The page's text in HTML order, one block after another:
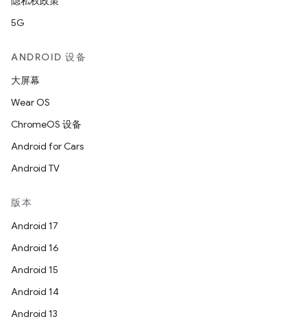
5G
ANDROID 设备
大屏幕
Wear OS
ChromeOS 设备
Android for Cars
Android TV
版本
Android 17
Android 16
Android 15
Android 14
Android 13